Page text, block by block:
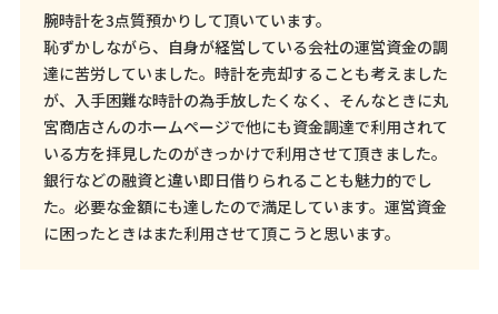
腕時計を3点質預かりして頂いています。
恥ずかしながら、自身が経営している会社の運営資金の調
達に苦労していました。時計を売却することも考えました
が、入手困難な時計の為手放したくなく、そんなときに丸
宮商店さんのホームページで他にも資金調達で利用されて
いる方を拝見したのがきっかけで利用させて頂きました。
銀行などの融資と違い即日借りられることも魅力的でし
た。必要な金額にも達したので満足しています。運営資金
に困ったときはまた利用させて頂こうと思います。